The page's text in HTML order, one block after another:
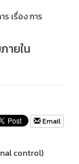
เรื่อง การ
ายใน
Email
control)